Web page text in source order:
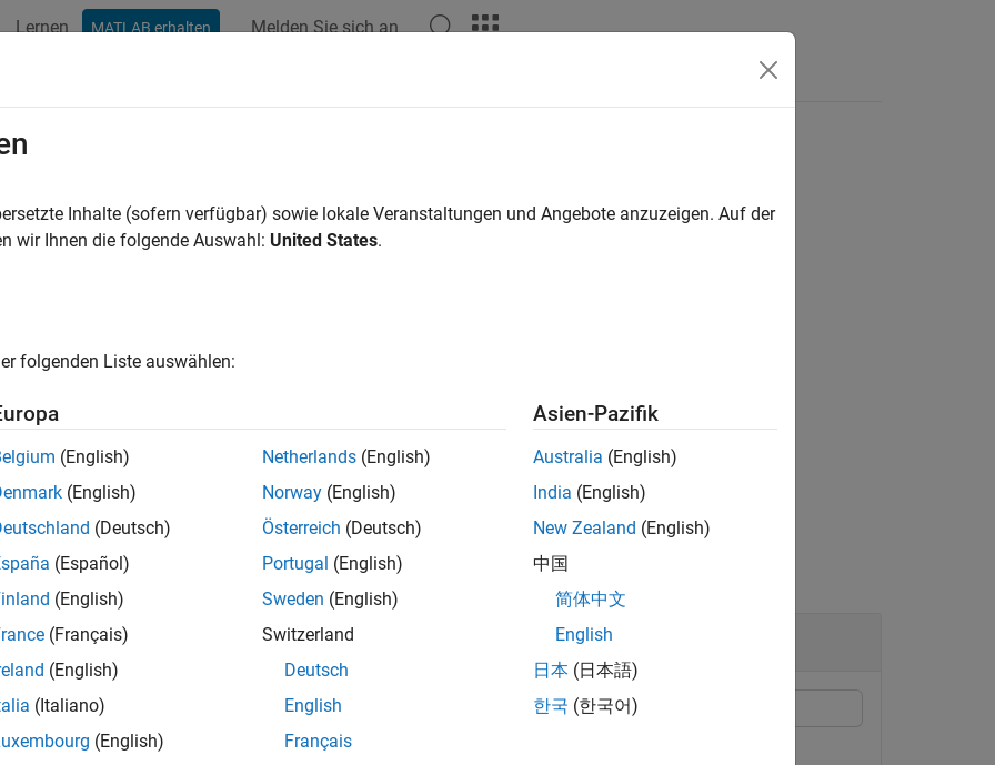
Lernen MATLAB erhalten Melden Sie sich an
local coordinates to world coordinates
local2world( converts local coordinates in the map to world coordinates.
all
Local Coordinates in Occupancy Map to World Coordinates
an empty occupancy map with a width and height of 10 meters.
Inhalte (sofern verfügbar) sowie lokale Veranstaltungen und Angebote anzuzeigen. Auf der
wir Ihnen die folgende Auswahl: United States.
folgenden Liste auswählen:
(English)
(English)
(Deutsch)
(Español)
(English)
(Français)
(English)
(Italiano)
(English)
Netherlands (English)
Norway (English)
Österreich (Deutsch)
Portugal (English)
Sweden (English)
Switzerland
Deutsch
English
Français
Asien-Pazifik
Australia (English)
India (English)
New Zealand (English)
中国
简体中文
English
日本 (日本語)
한국 (한국어)